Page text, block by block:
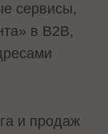
сервисы,
в B2B,
и продаж